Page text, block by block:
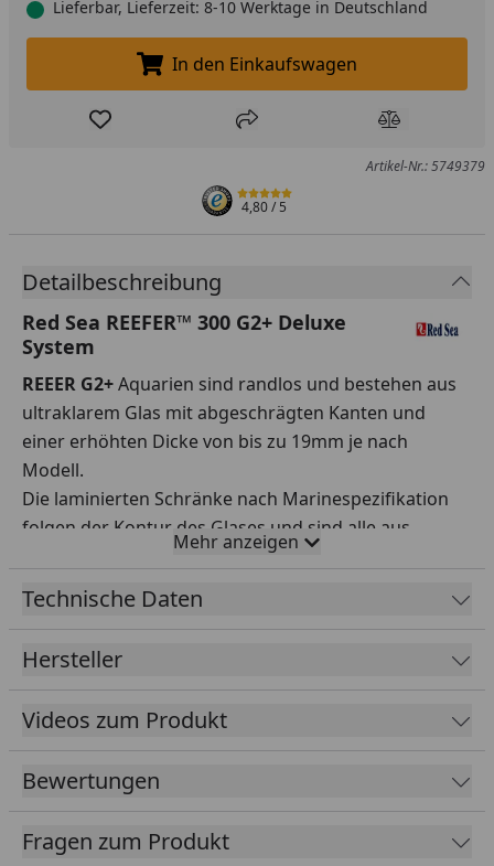
Lieferbar, Lieferzeit: 8-10 Werktage in Deutschland
In den Einkaufswagen legen
In den Einkaufswagen
Produkt zur Wunschliste hinzufügen
Teilen Produkt
Artikel-Nr.: 5749379
4,80/ 5
Detailbeschreibung
Red Sea REEFER™ 300 G2+ Deluxe
System
REEER G2+Aquarien sind randlos und bestehen aus
ultraklarem Glas mit abgeschrägten Kanten und
einer erhöhten Dicke von bis zu 19mm je nach
Modell.
Die laminierten Schränke nach Marinespezifikation
folgen der Kontur des Glases und sind alle aus
Sperrholz gefertigt. Größere Modelle werden jetzt
mit Aluminiumstützen verstärkt.
ReefATO+ : Alle REEFER G2+ Modelle sind mit dem
Wasservolumen und Ihren Salzgehalt stabil hält und
hochempfindlichen Leckdetektor umfasst.
ReefMat-bereitREEFER G2+-Systeme verfügen über
ein herausnehmbares, ReefMat-fähiges
mechanisches Filterfach, komplett mit
Mikrofiltersocken und Medienbechern.
Mehr anzeigen
Technische Daten
Hersteller
Videos zum Produkt
Bewertungen
Fragen zum Produkt